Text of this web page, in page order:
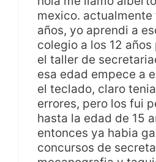
mexico. actualmente
años, yo aprendi a
colegio a los 12
el taller de
esa edad empece a
el teclado, claro
errores, pero los fui
hasta la edad de 15
entonces ya habia
concursos de